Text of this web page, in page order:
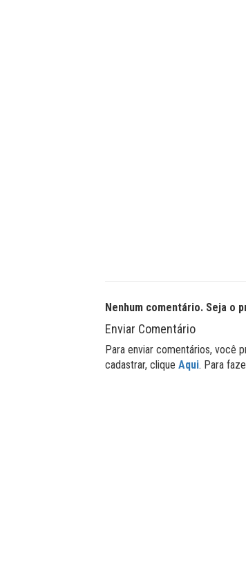
Nenhum comentário. Seja o
Enviar Comentário
Para enviar comentários, você
cadastrar, clique Aqui. Para